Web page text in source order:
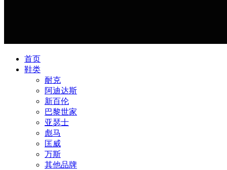
首页
鞋类
耐克
阿迪达斯
新百伦
巴黎世家
亚瑟士
彪马
匡威
万斯
其他品牌